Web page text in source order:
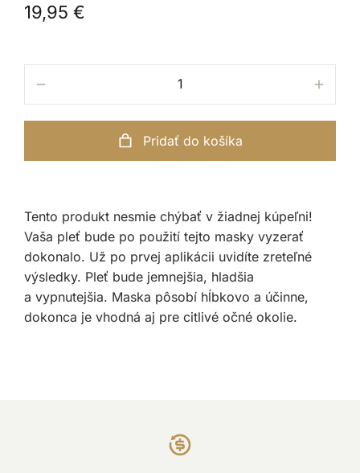
19,95 €
Pridať do košíka
Tento produkt nesmie chýbať v žiadnej kúpeľni!
Vaša pleť bude po použití tejto masky vyzerať
dokonalo. Už po prvej aplikácii uvidíte zreteľné
výsledky. Pleť bude jemnejšia, hladšia
a vypnutejšia. Maska pôsobí hĺbkovo a účinne,
dokonca je vhodná aj pre citlivé očné okolie.